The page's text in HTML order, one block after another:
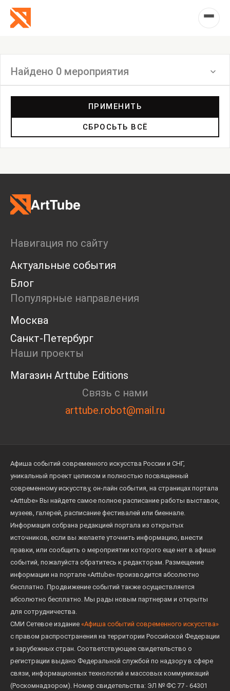
Найдено 0 мероприятия
Выставка
Лекция
Фестиваль
Мастерские
Пост-релиз
Пресс-конференция
Маркет
Ярмарка
Интервью
Open call
Экскурсия
Дискуссия
Blazar 2024
ПРИМЕНИТЬ
СБРОСЬТЬ ВСЁ
Навигация по сайту
Актуальные события
Блог
Популярные направления
Москва
Санкт-Петербург
Наши проекты
Магазин Arttube Editions
Связь с нами
arttube.robot@mail.ru
Афиша событий современного искусства России и СНГ,
уникальный проект целиком и полностью посвященный
современному искусству, он-лайн события, на страницах портала
«Arttube» Вы найдете самое полное расписание работы выставок,
музеев, галерей, расписание фестивалей или биеннале.
Информация собрана редакцией портала из открытых
источников, если вы желаете уточнить информацию, внести
правки, или сообщить о мероприятии которого еще нет в афише
событий, пожалуйста обратитесь к редакторам. Размещение
информации на портале «Arttube» производится абсолютно
бесплатно. Продвижение событий также осуществляется
абсолютно бесплатно. Мы рады новым партнерам и открыты
для сотрудничества.
СМИ Сетевое издание «Афиша событий современного искусства»
с правом распространения на территории Российской Федерации
и зарубежных стран. Соответствующее свидетельство о
регистрации выдано Федеральной службой по надзору в сфере
связи, информационных технологий и массовых коммуникаций
(Роскомнадзором). Номер свидетельства: ЭЛ № ФС 77 - 64301